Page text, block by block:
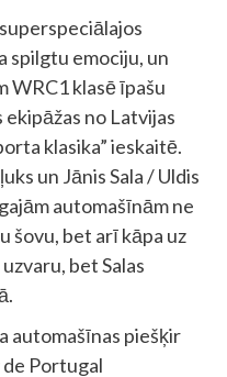
spilgtu emociju, un
WRC1 klasē īpašu
no Latvijas
klasika” ieskaitē.
un Jānis Sala / Uldis
automašīnām ne
šovu, bet arī kāpa uz
bet Salas
automašīnas piešķir
Portugal